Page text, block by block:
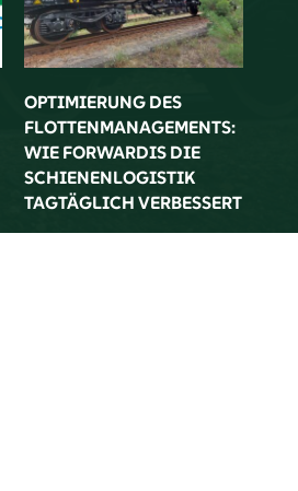
OPTIMIERUNG DES
FLOTTENMANAGEMENTS:
WIE FORWARDIS DIE
SCHIENENLOGISTIK
TAGTÄGLICH VERBESSERT